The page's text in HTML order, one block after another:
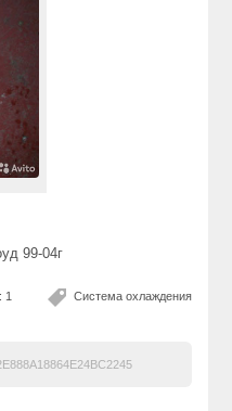
99-04г
Система охлаждения
1